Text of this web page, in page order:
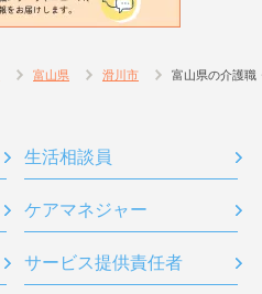
富山県 滑川市 富山県の介護職
生活相談員
ケアマネジャー
サービス提供責任者